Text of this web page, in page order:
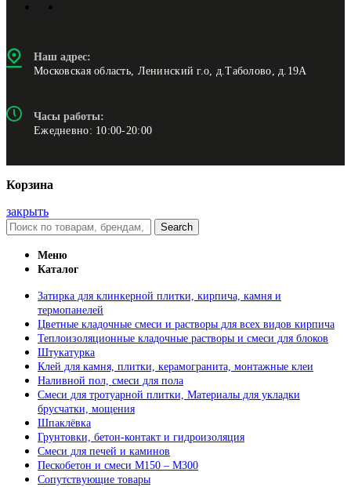
Наш адрес:
Московская область, Ленинский г.о, д.Таболово, д.19А
Часы работы:
Ежедневно: 10:00-20:00
Корзина
закрыть
Search
Меню
Каталог
Затирка для клинкерной плитки, кирпича, камня и
термопанелей
Цветные кладочные смеси и растворы для всех видов кирпича
Теплоизоляционные кладочные растворы и смеси для блоков
Штукатурка
Клей для камня, плитки, керамогранита, монтажные клеи
Наливной пол, смеси для пола
Смеси для тротуарной плитки, Материалы для укладки
брусчатки, мощения
Шпаклёвка
Грунтовки, бетон-контакт и гидроизоляция
Смеси для печей и каминов
Пескобетон и смеси М150 – М300
Сопутствующие товары